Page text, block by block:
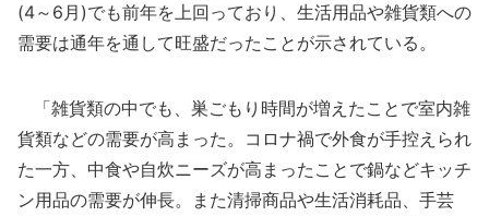
(4～6月)でも前年を上回っており、生活用品や雑貨類への
需要は通年を通して旺盛だったことが示されている。
「雑貨類の中でも、巣ごもり時間が増えたことで室内雑
貨類などの需要が高まった。コロナ禍で外食が手控えられ
た一方、中食や自炊ニーズが高まったことで鍋などキッチ
ン用品の需要が伸長。また清掃商品や生活消耗品、手芸